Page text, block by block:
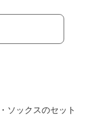
ソックスのセット